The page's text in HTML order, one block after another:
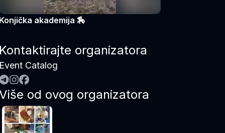
akademija 🏇
organizatora
Catalog
od ovog organizatora